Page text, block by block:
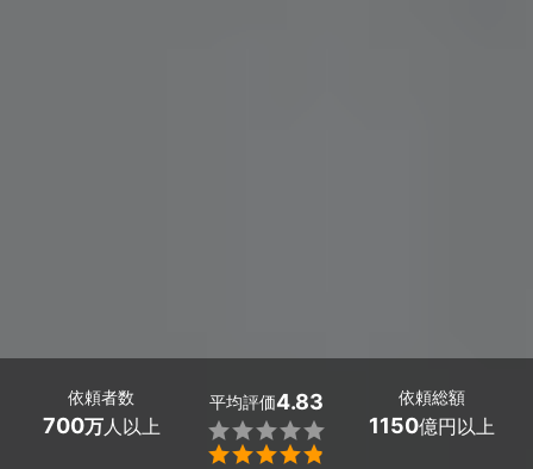
依頼者数
700万人以上
平均評価4.83


依頼総額
1150億円以上